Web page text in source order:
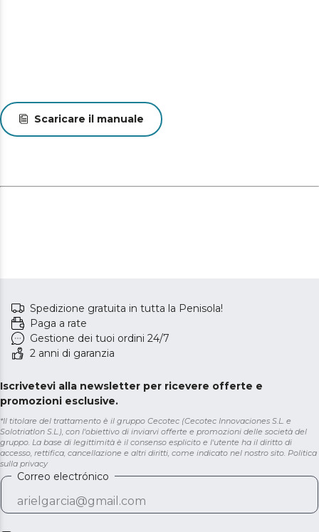
Scaricare il manuale
Spedizione gratuita in tutta la Penisola!
Paga a rate
Gestione dei tuoi ordini 24/7
2 anni di garanzia
Iscrivetevi alla newsletter per ricevere offerte e
promozioni esclusive.
*Il titolare del trattamento è il gruppo Cecotec (Cecotec Innovaciones S.L. e
Solotriatlon S.L.), con l'obiettivo di inviarvi offerte e promozioni delle società del
gruppo. La base di legittimità è il consenso esplicito e l'utente ha il diritto di
accesso, rettifica, cancellazione e altri diritti, come indicato nel nostro sito. Politica
sulla privacy
Correo electrónico